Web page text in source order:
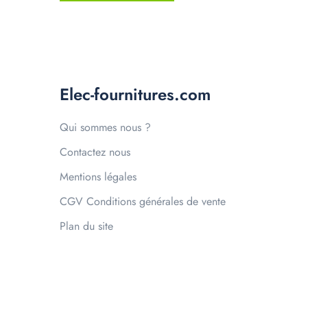
Elec-fournitures.com
Qui sommes nous ?
Contactez nous
Mentions légales
CGV Conditions générales de vente
Plan du site